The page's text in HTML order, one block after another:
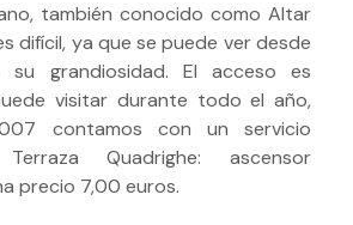
también conocido como Altar
difícil, ya que se puede ver desde
grandiosidad. El acceso es
visitar durante todo el año,
contamos con un servicio
Quadrighe: ascensor
precio 7,00 euros.